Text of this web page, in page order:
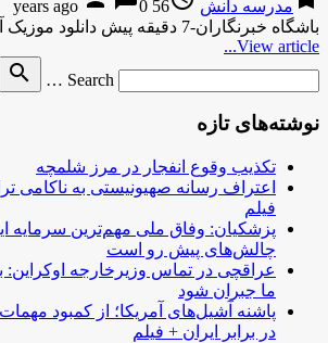
مدرسه دانش 56 years ago
0
باشگاه خبرنگاران-7 دقیقه پیش دانلود موزیک آخرین اخبار ورزشی
View article...
Search …
search
نوشته‌های تازه
تکذیب وقوع انفجار در مرز شلمچه
اعتراف رسانه صهیونیستی به ناکامی
فیلم
پزشکیان: وفاق ملی مهم‌ترین سرمایه
چالش‌های پیش رو است
عراقچی در تماس وزیرخارجه اوکراین:
ما جبران شود
پاشنه آشیل‌های آمریکا؛ از کمبود
در برابر ایران + فیلم